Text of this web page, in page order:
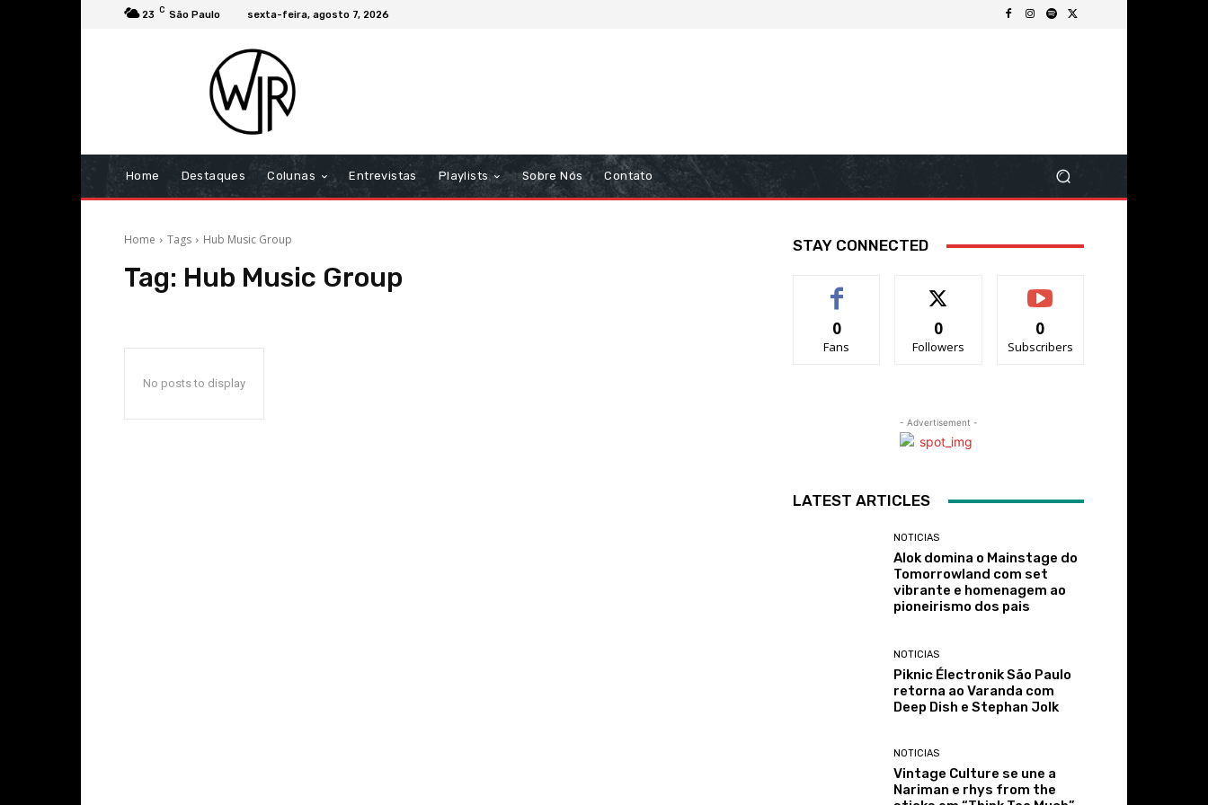
23 C São Paulo sexta-feira, agosto 7, 2026
Home Destaques Colunas Entrevistas Playlists Sobre Nós Contato
Home Tags Hub Music Group
Tag: Hub Music Group
No posts to display
STAY CONNECTED
0
Fans
0
Followers
0
Subscribers
- Advertisement -
LATEST ARTICLES
NOTICIAS
Alok domina o Mainstage do
Tomorrowland com set
vibrante e homenagem ao
pioneirismo dos pais
NOTICIAS
Piknic Électronik São Paulo
retorna ao Varanda com
Deep Dish e Stephan Jolk
NOTICIAS
Vintage Culture se une a
Nariman e rhys from the